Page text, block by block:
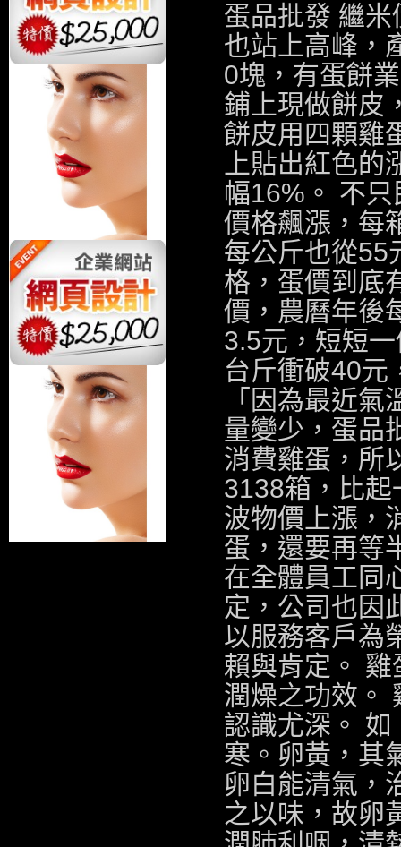
蛋品批發 繼
也站上高峰，
0塊，有蛋餅
鋪上現做餅皮
餅皮用四顆雞
上貼出紅色
幅16%。 不
價格飆漲，每
每公斤也從55
格，蛋價到底
價，農曆年後
3.5元，短短
台斤衝破40元
「因為最近
量變少， 蛋品
消費雞蛋，所
3138箱，比
波物價上漲，
蛋，還要再等
在全體員工同
定，公司也因
以服務客戶為
賴與肯定。
潤燥之功效。
認識尤深。
寒。卵黃，其
卵白能清氣，
之以味，故卵